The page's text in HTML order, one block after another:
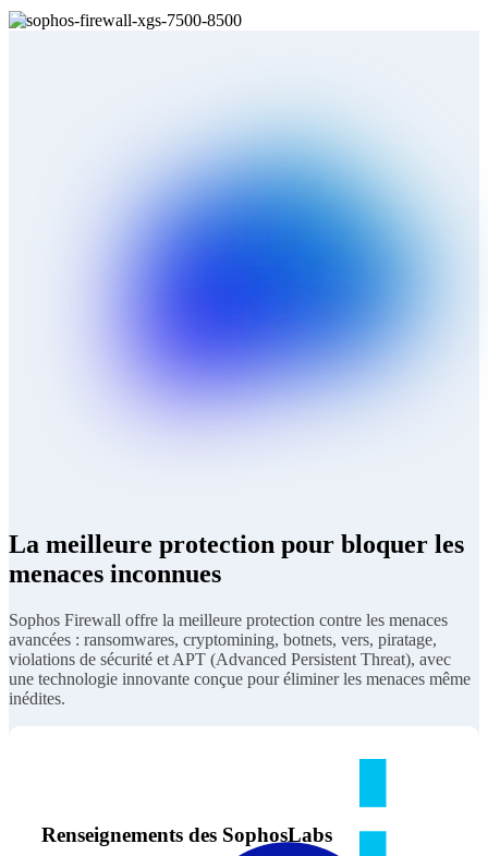
La meilleure protection pour bloquer les
menaces inconnues
Sophos Firewall offre la meilleure protection contre les menaces
avancées : ransomwares, cryptomining, botnets, vers, piratage,
violations de sécurité et APT (Advanced Persistent Threat), avec
une technologie innovante conçue pour éliminer les menaces même
inédites.
Renseignements des SophosLabs